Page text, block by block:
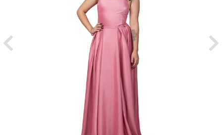
Previous